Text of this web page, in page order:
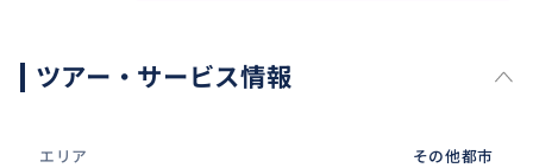
ツアー・サービス情報
エリア その他都市